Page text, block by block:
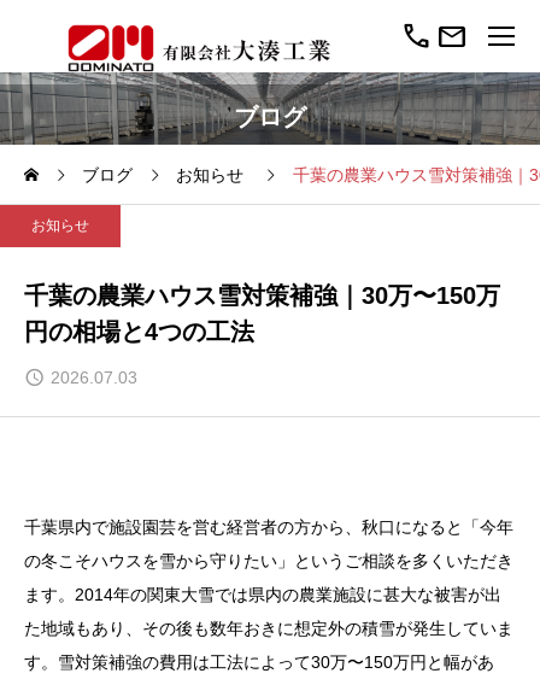
call mail
ブログ
ブログ お知らせ 千葉の農業ハウス雪対策補強｜
お知らせ
千葉の農業ハウス雪対策補強｜30万〜150万
円の相場と4つの工法
2026.07.03
千葉県内で施設園芸を営む経営者の方から、秋口になると「今年
の冬こそハウスを雪から守りたい」というご相談を多くいただき
ます。2014年の関東大雪では県内の農業施設に甚大な被害が出
た地域もあり、その後も数年おきに想定外の積雪が発生していま
す。雪対策補強の費用は工法によって30万〜150万円と幅があ